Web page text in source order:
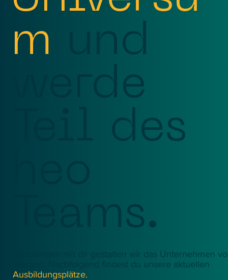
m und
werde
Teil des
Teams.
Gemeinsam mit dir gestalten wir das Unternehmen
Morgen. Nachfolgend findest du unsere aktuellen
Ausbildungsplätze.